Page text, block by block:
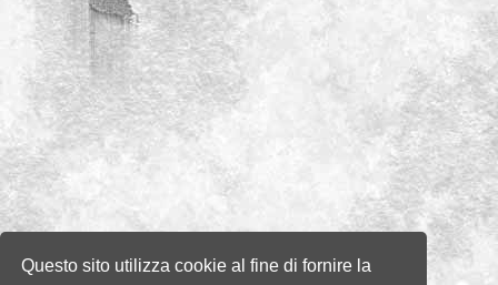
Questo sito utilizza cookie al fine di fornire la